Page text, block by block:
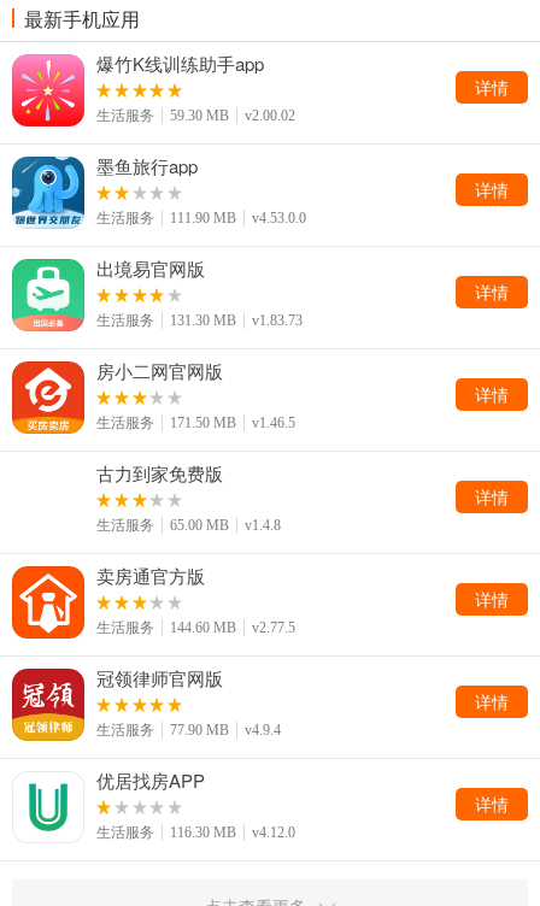
最新手机应用
爆竹K线训练助手app
生活服务 59.30 MB v2.00.02
详情
墨鱼旅行app
生活服务 111.90 MB v4.53.0.0
详情
出境易官网版
生活服务 131.30 MB v1.83.73
详情
房小二网官网版
生活服务 171.50 MB v1.46.5
详情
古力到家免费版
生活服务 65.00 MB v1.4.8
详情
卖房通官方版
生活服务 144.60 MB v2.77.5
详情
冠领律师官网版
生活服务 77.90 MB v4.9.4
详情
优居找房APP
生活服务 116.30 MB v4.12.0
详情